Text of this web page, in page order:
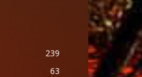
239
63